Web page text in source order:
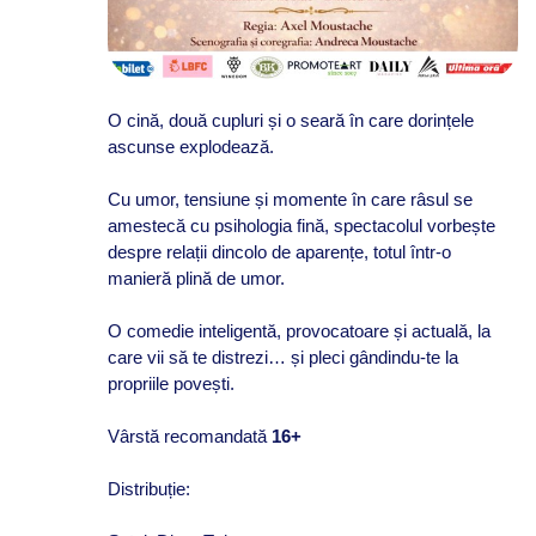
O cină, două cupluri și o seară în care dorințele
ascunse explodează.
Cu umor, tensiune și momente în care râsul se
amestecă cu psihologia fină, spectacolul vorbește
despre relații dincolo de aparențe, totul într-o
manieră plină de umor.
O comedie inteligentă, provocatoare și actuală, la
care vii să te distrezi… și pleci gândindu-te la
propriile povești.
Vârstă recomandată 16+
Distribuție: